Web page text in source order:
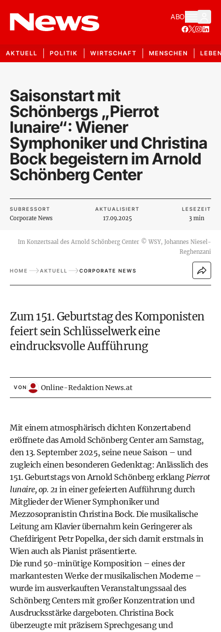
ABO
AKTUELL POLITIK WIRTSCHAFT MENSCHEN
Saisonstart mit
Schönbergs „Pierrot
lunaire“: Wiener
Symphoniker und Christina
Bock begeistern im Arnold
Schönberg Center
SUBRESSORT
Corporate News
AKTUALISIERT
17.09.2025
LESEZEIT
3 min
Im Konzertsaal des Arnold Schönberg Center © WSY, Johannes Niesel-
Reghenzani
HOME AKTUELL CORPORATE NEWS
Zum 151. Geburtstag des Komponisten
feiert sein Schlüsselwerk eine
eindrucksvolle Aufführung
VON Online-Redaktion News.at
Mit einem atmosphärisch dichten Konzertabend
eröffnete das Arnold Schönberg Center am Samstag,
den 13. September 2025, seine neue Saison – und
zugleich einen besonderen Gedenktag: Anlässlich des
151. Geburtstags von Arnold Schönberg erklangPierrot
lunaire, op. 21 in einer gefeierten Aufführung durch
Mitglieder der Wiener Symphoniker und
Mezzosopranistin Christina Bock. Die musikalische
Leitung am Klavier übernahm kein Geringerer als
Chefdirigent Petr Popelka, der sich damit erstmals in
Wien auch als Pianist präsentierte.
Die rund 50-minütige Komposition – eines der
markantesten Werke der musikalischen Moderne –
wurde im ausverkauften Veranstaltungssaal des
Schönberg Centers mit großer Konzentration und
Ausdrucksstärke dargeboten. Christina Bock
überzeugte mit präzisem Sprechgesang und